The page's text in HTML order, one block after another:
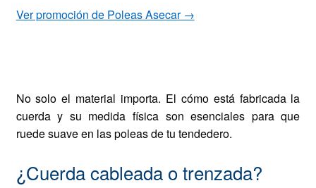
Ver promoción de Poleas Asecar →
No solo el material importa. El cómo está fabricada la
cuerda y su medida física son esenciales para que
ruede suave en las poleas de tu tendedero.
¿Cuerda cableada o trenzada?